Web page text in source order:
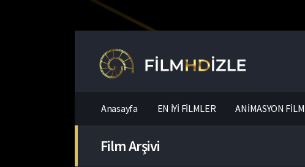
Anasayfa EN İYİ FİLMLER ANİMASYON
Film Arşivi